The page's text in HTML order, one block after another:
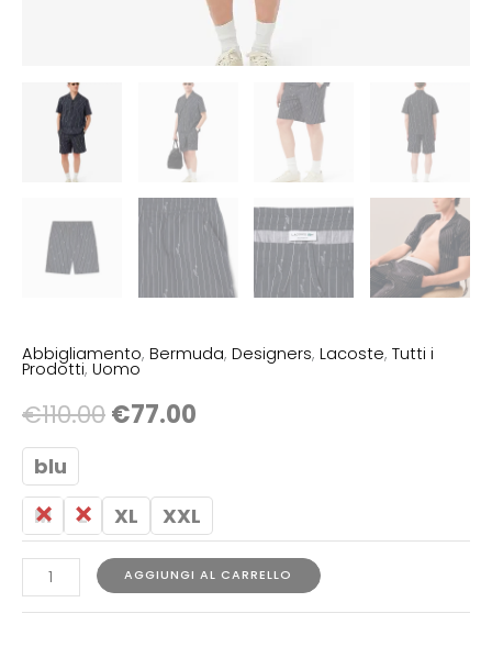
Abbigliamento, Bermuda, Designers, Lacoste, Tutti i
Prodotti, Uomo
€110.00€77.00
blu
M
L XL XXL
AGGIUNGI AL CARRELLO